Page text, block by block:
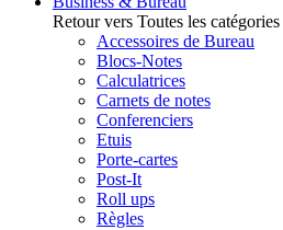
Retour vers Toutes les catégories
Accessoires de Bureau
Blocs-Notes
Calculatrices
Carnets de notes
Conferenciers
Etuis
Porte-cartes
Post-It
Roll ups
Règles